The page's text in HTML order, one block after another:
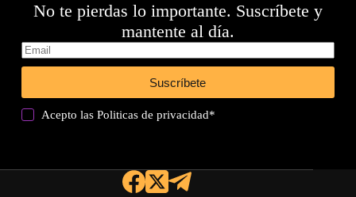
No te pierdas lo importante. Suscríbete y
mantente al día.
Suscríbete
Acepto lasPoliticas de privacidad*